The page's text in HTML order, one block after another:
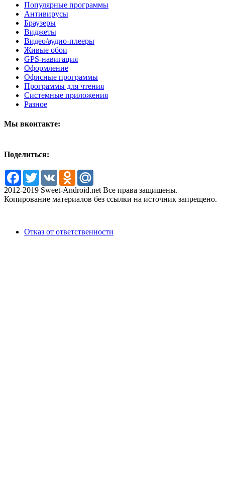
Популярные программы
Антивирусы
Браузеры
Виджеты
Видео/аудио-плееры
Живые обои
GPS-навигация
Оформление
Офисные программы
Программы для чтения
Системные приложения
Разное
Мы вконтакте:
Поделиться:
Facebook
TwitterVK Odnoklassniki
2012-2019 Sweet-Android.net Все права защищены.
Копирование материалов без ссылки на источник запрещено.
Отказ от ответственности